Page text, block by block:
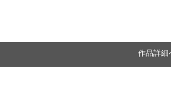
作品詳細